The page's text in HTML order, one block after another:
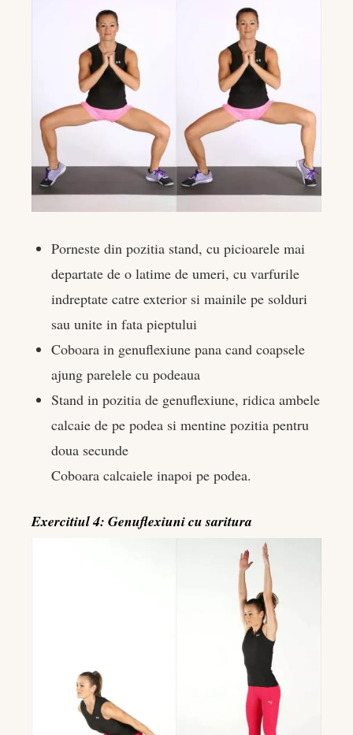
Porneste din pozitia stand, cu picioarele mai
departate de o latime de umeri, cu varfurile
indreptate catre exterior si mainile pe solduri
sau unite in fata pieptului
Coboara in genuflexiune pana cand coapsele
ajung parelele cu podeaua
Stand in pozitia de genuflexiune, ridica ambele
calcaie de pe podea si mentine pozitia pentru
doua secunde
Coboara calcaiele inapoi pe podea.
Exercitiul 4: Genuflexiuni cu saritura